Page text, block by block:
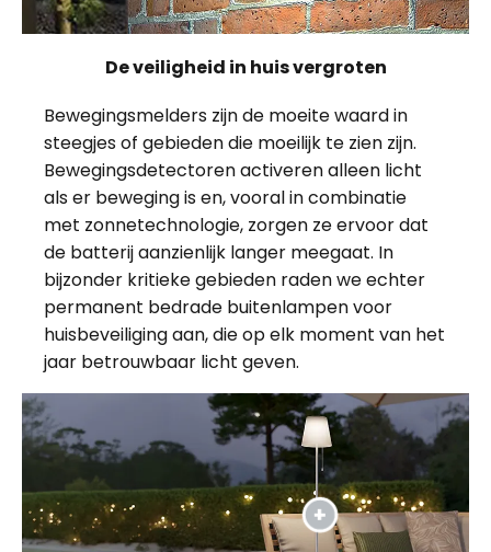
De veiligheid in huis vergroten
Bewegingsmelders zijn de moeite waard in
steegjes of gebieden die moeilijk te zien zijn.
Bewegingsdetectoren activeren alleen licht
als er beweging is en, vooral in combinatie
met zonnetechnologie, zorgen ze ervoor dat
de batterij aanzienlijk langer meegaat. In
bijzonder kritieke gebieden raden we echter
permanent bedrade buitenlampen voor
huisbeveiliging aan, die op elk moment van het
jaar betrouwbaar licht geven.